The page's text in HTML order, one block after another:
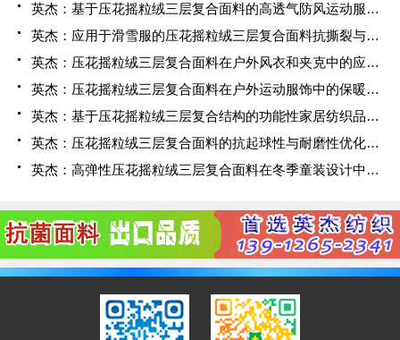
英杰：基于压花摇粒绒三层复合面料的高透气防风运动服饰开发
英杰：应用于滑雪服的压花摇粒绒三层复合面料抗撕裂与耐磨性提升技术
英杰：压花摇粒绒三层复合面料在户外风衣和夹克中的应用与性能
英杰：压花摇粒绒三层复合面料在户外运动服饰中的保暖与透气性能研究
英杰：基于压花摇粒绒三层复合结构的功能性家居纺织品开发与应用
英杰：压花摇粒绒三层复合面料的抗起球性与耐磨性优化技术分析
英杰：高弹性压花摇粒绒三层复合面料在冬季童装设计中的应用实践